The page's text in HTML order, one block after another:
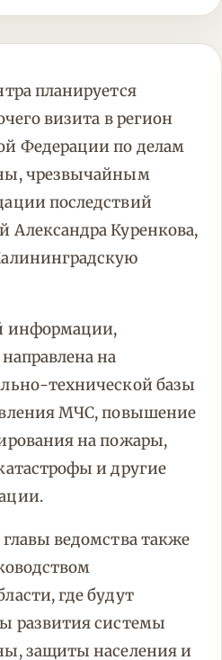
планируется
визита в регион
Федерации по делам
чрезвычайным
последствий
Александра Куренкова,
информации,
на
технической базы
МЧС, повышение
на пожары,
и другие
ведомства также
где будут
развития системы
защиты населения и